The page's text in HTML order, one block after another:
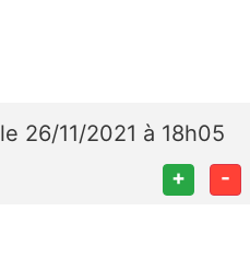
le 26/11/2021 à 18h05
+ -